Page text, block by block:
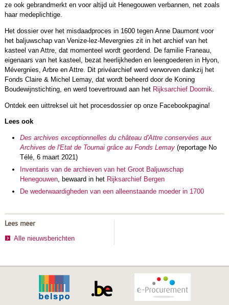
ze ook gebrandmerkt en voor altijd uit Henegouwen verbannen, net zoals
haar medeplichtige.
Het dossier over het misdaadproces in 1600 tegen Anne Daumont voor
het baljuwschap van Venize-lez-Mevergnies zit in het archief van het
kasteel van Attre, dat momenteel wordt geordend. De familie Franeau,
eigenaars van het kasteel, bezat heerlijkheden en leengoederen in Hyon,
Mévergnies, Arbre en Attre. Dit privéarchief werd verworven dankzij het
Fonds Claire & Michel Lemay, dat wordt beheerd door de Koning
Boudewijnstichting, en werd toevertrouwd aan het Rijksarchief Doornik
Ontdek een uittreksel uit het procesdossier op onze Facebookpagina!
Lees ook
Des archives exceptionnelles du château d'Attre conservées aux
Archives de l'Etat de Tournai grâce au Fonds Lemay(reportage No
Télé, 6 maart 2021)
Inventaris van de archieven van het Groot Baljuwschap
Henegouwen, bewaard in het Rijksarchief Bergen
De wederwaardigheden van een alleenstaande moeder in 1700
Lees meer
Alle nieuwsberichten